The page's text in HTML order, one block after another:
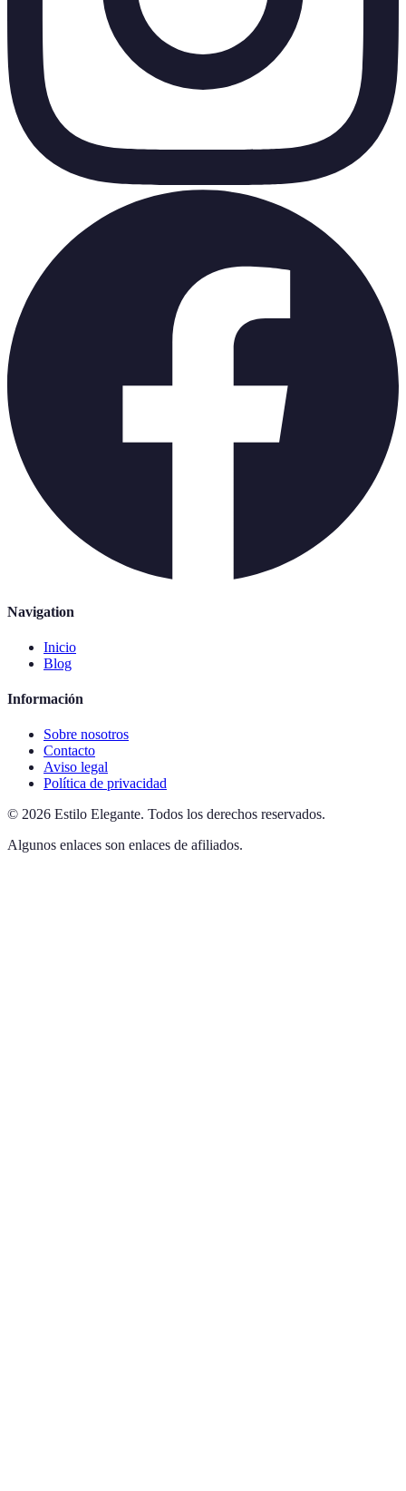
Navigation
Inicio
Blog
Información
Sobre nosotros
Contacto
Aviso legal
Política de privacidad
© 2026 Estilo Elegante. Todos los derechos reservados.
Algunos enlaces son enlaces de afiliados.